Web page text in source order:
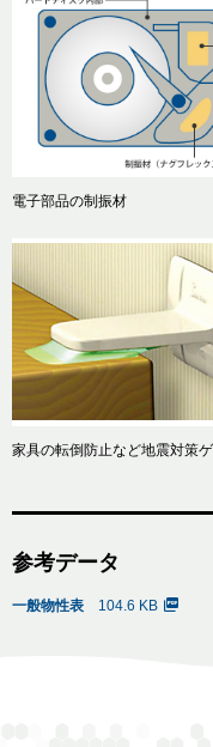
電子部品の制振材
家具の転倒防止など地震対策
参考データ
一般物性表 104.6 KB